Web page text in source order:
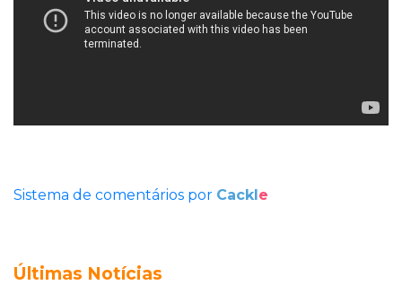
Sistema de comentários por Cackle
Últimas Notícias